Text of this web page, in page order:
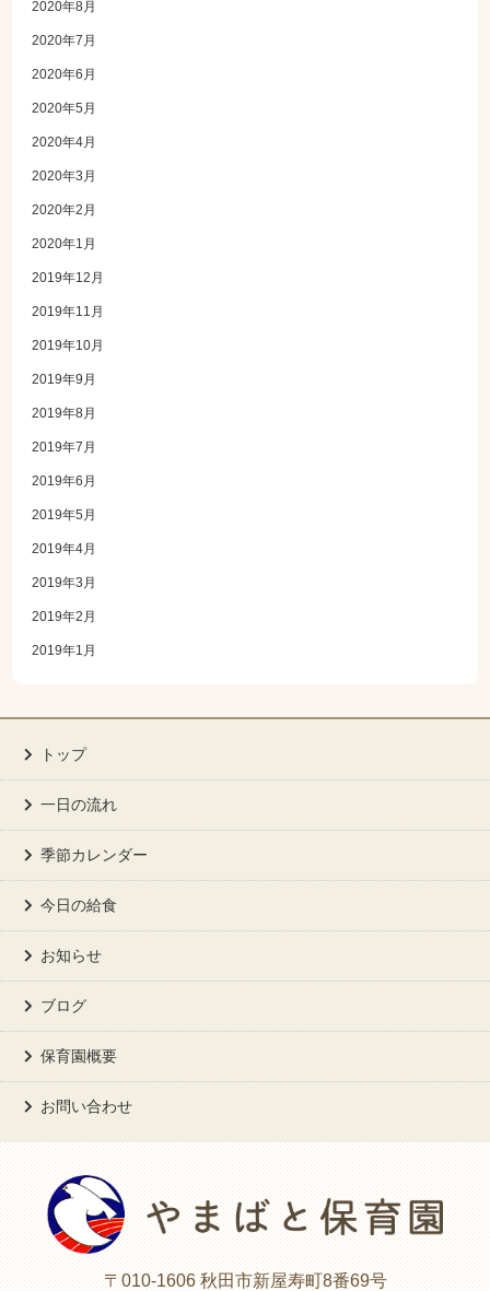
2020年8月
2020年7月
2020年6月
2020年5月
2020年4月
2020年3月
2020年2月
2020年1月
2019年12月
2019年11月
2019年10月
2019年9月
2019年8月
2019年7月
2019年6月
2019年5月
2019年4月
2019年3月
2019年2月
2019年1月
トップ
一日の流れ
季節カレンダー
今日の給食
お知らせ
ブログ
保育園概要
お問い合わせ
〒010-1606 秋田市新屋寿町8番69号